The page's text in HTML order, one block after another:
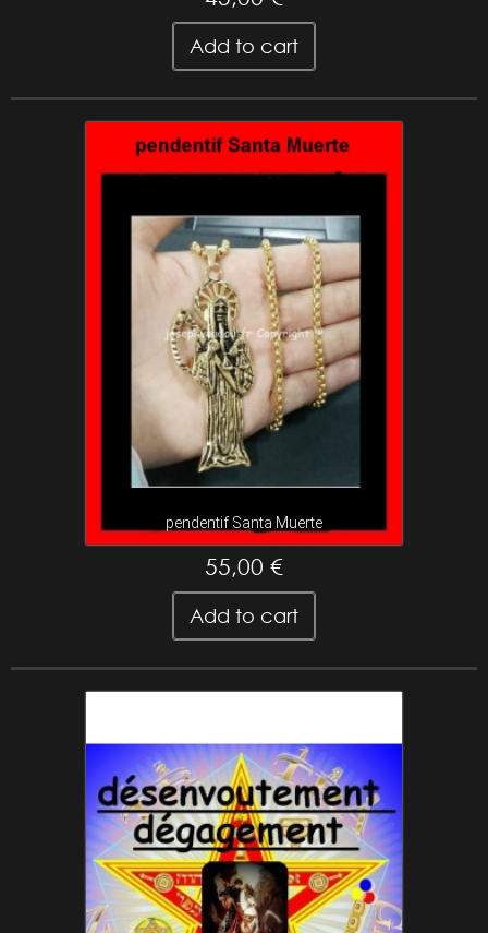
Add to cart
pendentif Santa Muerte
55,00 €
Add to cart